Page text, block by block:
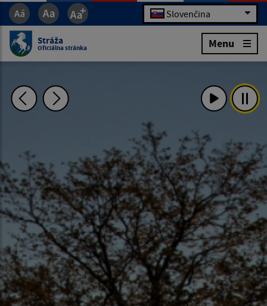
Slovenčina
Stráža
Oficiálna stránka Menu